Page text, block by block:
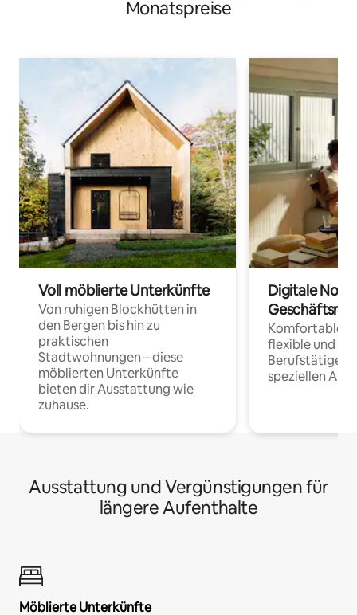
Monatspreise
Voll möblierte Unterkünfte
Von ruhigen Blockhütten in
den Bergen bis hin zu
praktischen
Stadtwohnungen – diese
möblierten Unterkünfte
bieten dir Ausstattung wie
zuhause.
Digitale
Komfortable
flexible und
Berufstätige
speziellen
Ausstattung und Vergünstigungen für
längere Aufenthalte
Möblierte Unterkünfte